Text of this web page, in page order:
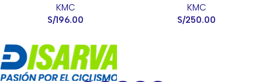
KMC
S/196.00
KMC
S/250.00